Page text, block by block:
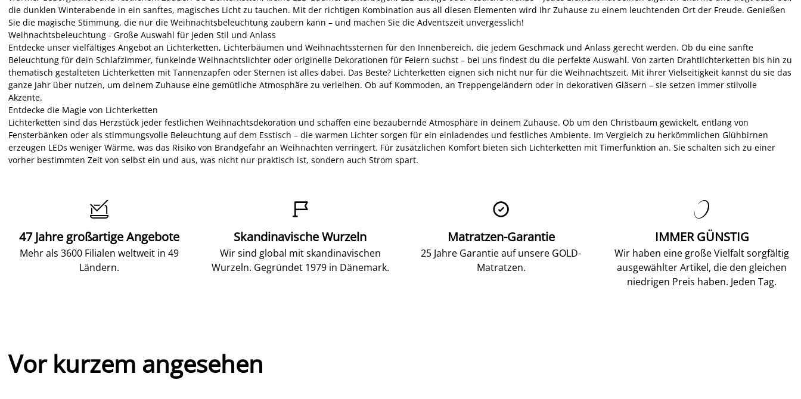
die dunklen Winterabende in ein sanftes, magisches Licht zu tauchen. Mit der richtigen Kombination aus all diesen Elementen wird Ihr Zuhause zu einem leuchtenden Ort der Freude. Genießen
Sie die magische Stimmung, die nur die Weihnachtsbeleuchtung zaubern kann – und machen Sie die Adventszeit unvergesslich!
Weihnachtsbeleuchtung - Große Auswahl für jeden Stil und Anlass
Entdecke unser vielfältiges Angebot an Lichterketten, Lichterbäumen und Weihnachtssternen für den Innenbereich, die jedem Geschmack und Anlass gerecht werden. Ob du eine sanfte
Beleuchtung für dein Schlafzimmer, funkelnde Weihnachtslichter oder originelle Dekorationen für Feiern suchst – bei uns findest du die perfekte Auswahl. Von zarten Drahtlichterketten bis hin zu
thematisch gestalteten Lichterketten mit Tannenzapfen oder Sternen ist alles dabei. Das Beste? Lichterketten eignen sich nicht nur für die Weihnachtszeit. Mit ihrer Vielseitigkeit kannst du sie das
ganze Jahr über nutzen, um deinem Zuhause eine gemütliche Atmosphäre zu verleihen. Ob auf Kommoden, an Treppengeländern oder in dekorativen Gläsern – sie setzen immer stilvolle
Akzente.
Entdecke die Magie von Lichterketten
Lichterketten sind das Herzstück jeder festlichen Weihnachtsdekoration und schaffen eine bezaubernde Atmosphäre in deinem Zuhause. Ob um den Christbaum gewickelt, entlang von
Fensterbänken oder als stimmungsvolle Beleuchtung auf dem Esstisch – die warmen Lichter sorgen für ein einladendes und festliches Ambiente. Im Vergleich zu herkömmlichen Glühbirnen
erzeugen LEDs weniger Wärme, was das Risiko von Brandgefahr an Weihnachten verringert. Für zusätzlichen Komfort bieten sich Lichterketten mit Timerfunktion an. Sie schalten sich zu einer
vorher bestimmten Zeit von selbst ein und aus, was nicht nur praktisch ist, sondern auch Strom spart.

47 Jahre großartige Angebote
Mehr als 3600 Filialen weltweit in 49
Ländern.

Skandinavische Wurzeln
Wir sind global mit skandinavischen
Wurzeln. Gegründet 1979 in Dänemark.

Matratzen-Garantie
25 Jahre Garantie auf unsere GOLD-
Matratzen.

IMMER GÜNSTIG
Wir haben eine große Vielfalt sorgfältig
ausgewählter Artikel, die den gleichen
niedrigen Preis haben. Jeden Tag.
Vor kurzem angesehen